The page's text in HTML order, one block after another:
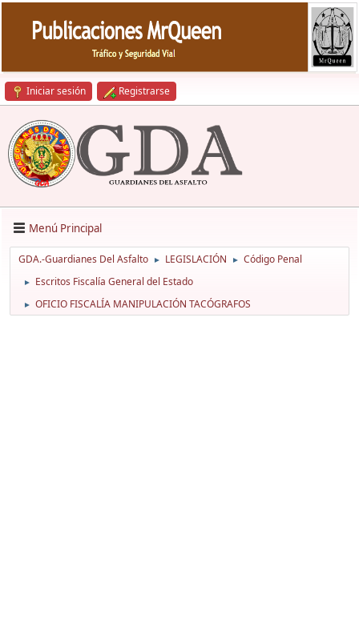
Iniciar sesión Registrarse
Menú Principal
GDA.-Guardianes Del Asfalto ► LEGISLACIÓN ► Código Penal
► Escritos Fiscalía General del Estado
► OFICIO FISCALÍA MANIPULACIÓN TACÓGRAFOS